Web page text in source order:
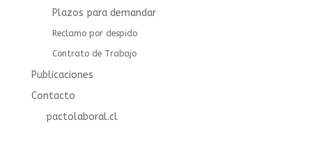
Plazos para demandar
Reclamo por despido
Contrato de Trabajo
Publicaciones
Contacto
pactolaboral.cl